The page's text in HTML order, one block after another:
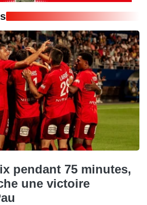
pendant 75 minutes,
une victoire